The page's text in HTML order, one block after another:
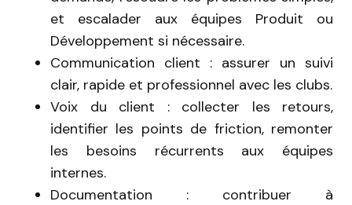
et escalader aux équipes Produit ou
Développement si nécessaire.
Communication client : assurer un suivi
clair, rapide et professionnel avec les clubs.
Voix du client : collecter les retours,
identifier les points de friction, remonter
les besoins récurrents aux équipes
internes.
Documentation : contribuer à